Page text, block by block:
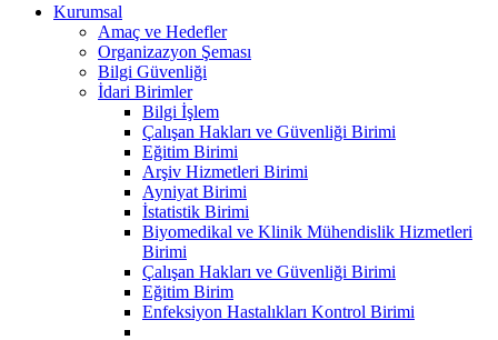
Kurumsal
Amaç ve Hedefler
Organizazyon Şeması
Bilgi Güvenliği
İdari Birimler
Bilgi İşlem
Çalışan Hakları ve Güvenliği Birimi
Eğitim Birimi
Arşiv Hizmetleri Birimi
Ayniyat Birimi
İstatistik Birimi
Biyomedikal ve Klinik Mühendislik Hizmetleri
Birimi
Çalışan Hakları ve Güvenliği Birimi
Eğitim Birim
Enfeksiyon Hastalıkları Kontrol Birimi